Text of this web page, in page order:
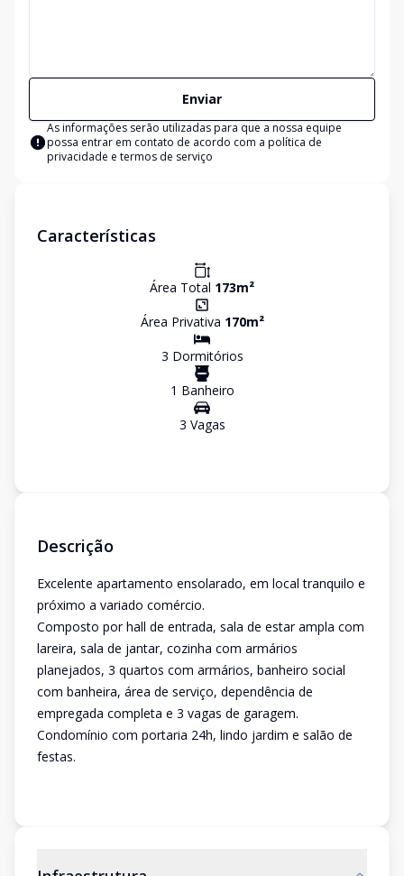
Enviar
As informações serão utilizadas para que a nossa equipe
possa entrar em contato de acordo com a política de
privacidade e termos de serviço
Características
Área Total 173m²
Área Privativa 170m²
3 Dormitórios
1 Banheiro
3 Vagas
Descrição
Excelente apartamento ensolarado, em local tranquilo e
próximo a variado comércio.
Composto por hall de entrada, sala de estar ampla com
lareira, sala de jantar, cozinha com armários
planejados, 3 quartos com armários, banheiro social
com banheira, área de serviço, dependência de
empregada completa e 3 vagas de garagem.
Condomínio com portaria 24h, lindo jardim e salão de
festas.